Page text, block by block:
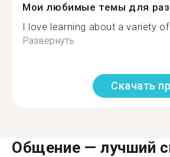
Мои любимые темы для
I love learning about a variety of
Развернуть
Скачать
Общение — лучший